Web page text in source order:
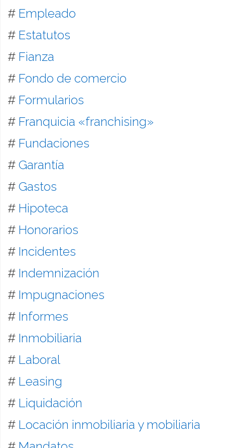
# Empleado
# Estatutos
# Fianza
# Fondo de comercio
# Formularios
# Franquicia «franchising»
# Fundaciones
# Garantía
# Gastos
# Hipoteca
# Honorarios
# Incidentes
# Indemnización
# Impugnaciones
# Informes
# Inmobiliaria
# Laboral
# Leasing
# Liquidación
# Locación inmobiliaria y mobiliaria